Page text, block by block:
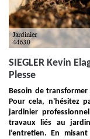
SIEGLER Kevin
Plesse
Besoin de
Pour cela, n'hésitez
jardinier
travaux liés au
l’entretien. En